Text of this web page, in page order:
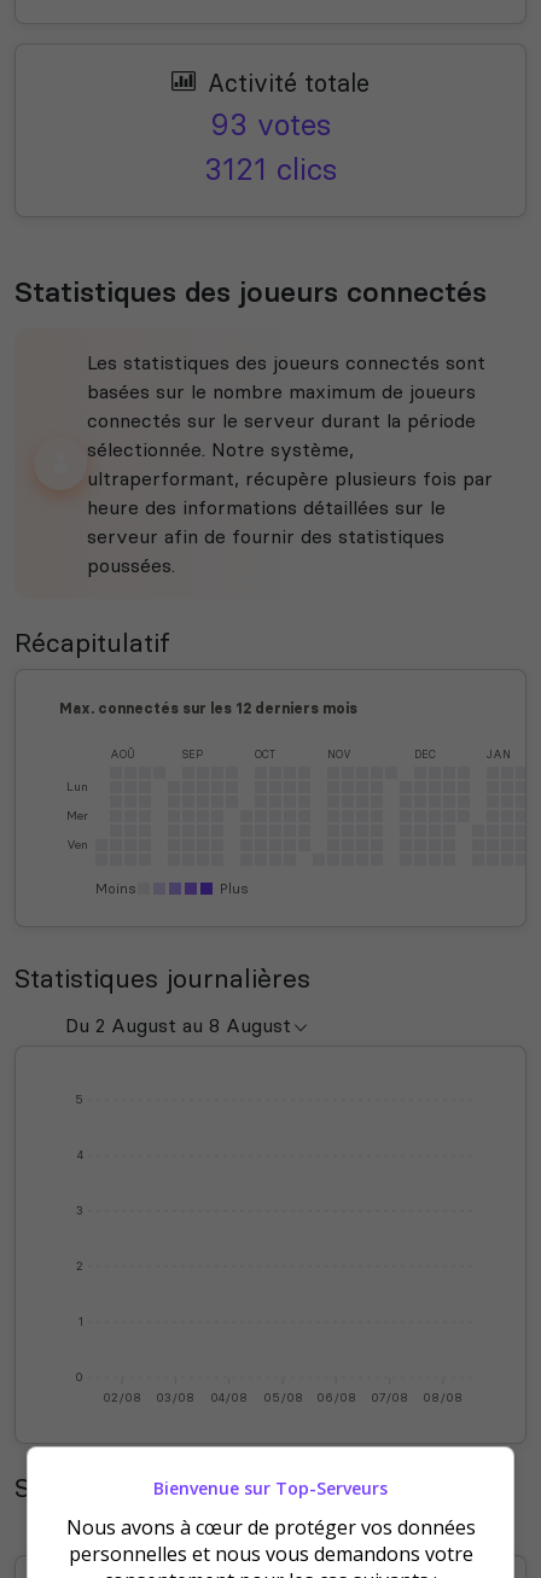
Activité totale
93 votes
3121 clics
Statistiques des joueurs connectés
Les statistiques des joueurs connectés sont
basées sur le nombre maximum de joueurs
connectés sur le serveur durant la période
sélectionnée. Notre système,
ultraperformant, récupère plusieurs fois par
heure des informations détaillées sur le
serveur afin de fournir des statistiques
poussées.
Récapitulatif
Max. connectés sur les 12 derniers mois
Lun
Mer
Ven
AOÛ SEP OCT NOV DEC JAN
Moins Plus
Statistiques journalières
0
1
2
3
4
5
02/08 03/08 04/08 05/08 06/08 07/08 08/08
Statistiques mensuelles
Bienvenue sur Top-Serveurs
Nous avons à cœur de protéger vos données
personnelles et nous vous demandons votre